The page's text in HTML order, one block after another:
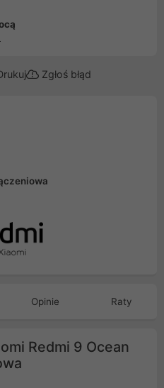
Zgłoś błąd
Opinie Raty
Redmi 9 Ocean